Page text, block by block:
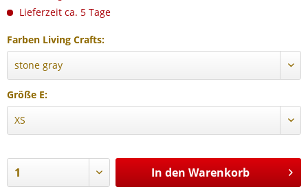
Lieferzeit ca. 5 Tage
Farben Living Crafts:
Größe E:
In den Warenkorb